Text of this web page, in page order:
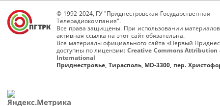
© 1992-2024, ГУ "Приднестровская Государственная
Телерадиокомпания".
Все права защищены. При использовании
активная ссылка на этот сайт обязательна.
Все материалы официального сайта «Первый
доступны по лицензии: Creative Commons Attribution
International
Приднестровье, Тирасполь, MD-3300, пер.